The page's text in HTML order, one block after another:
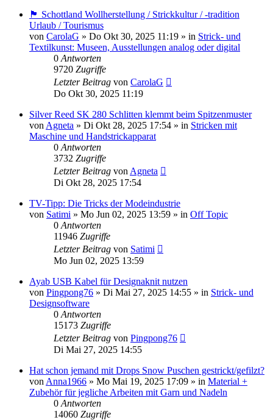
🏴󠁧󠁢󠁳󠁣󠁴󠁿 Schottland Wollherstellung / Strickkultur / -tradition
Urlaub / Tourismus
von CarolaG » Do Okt 30, 2025 11:19 » in Strick- und
Textilkunst: Museen, Ausstellungen analog oder digital
0 Antworten
9720 Zugriffe
Letzter Beitrag von CarolaG
Do Okt 30, 2025 11:19
Silver Reed SK 280 Schlitten klemmt beim Spitzenmuster
von Agneta » Di Okt 28, 2025 17:54 » in Stricken mit
Maschine und Handstrickapparat
0 Antworten
3732 Zugriffe
Letzter Beitrag von Agneta
Di Okt 28, 2025 17:54
TV-Tipp: Die Tricks der Modeindustrie
von Satimi » Mo Jun 02, 2025 13:59 » in Off Topic
0 Antworten
11946 Zugriffe
Letzter Beitrag von Satimi
Mo Jun 02, 2025 13:59
Ayab USB Kabel für Designaknit nutzen
von Pingpong76 » Di Mai 27, 2025 14:55 » in Strick- und
Designsoftware
0 Antworten
15173 Zugriffe
Letzter Beitrag von Pingpong76
Di Mai 27, 2025 14:55
Hat schon jemand mit Drops Snow Puschen gestrickt/gefilzt?
von Anna1966 » Mo Mai 19, 2025 17:09 » in Material +
Zubehör für jegliche Arbeiten mit Garn und Nadeln
0 Antworten
14060 Zugriffe